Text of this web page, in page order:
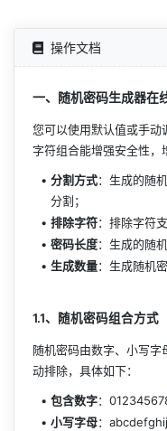
操作文档
一、随机密码生成器在
您可以使用默认值或手动
字符组合能增强安全性，
分割方式：生成的随
分割；
排除字符：排除字符
密码长度：生成的随
生成数量：生成随机
1.1、随机密码组合方式
随机密码由数字、小写
动排除，具体如下：
包含数字：
小写字母：